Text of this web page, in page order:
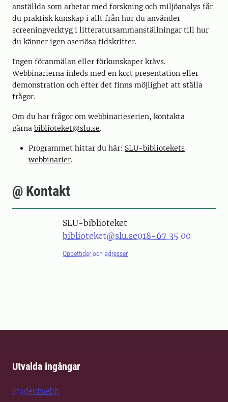
anställda som arbetar med forskning och miljöanalys får
du praktisk kunskap i allt från hur du använder
screeningverktyg i litteratursammanställningar till hur
du känner igen oseriösa tidskrifter.
Ingen föranmälan eller förkunskaper krävs.
Webbinarierna inleds med en kort presentation eller
demonstration och efter det finns möjlighet att ställa
frågor.
Om du har frågor om webbinarieserien, kontakta
gärna biblioteket@slu.se.
Programmet hittar du här: SLU-bibliotekets
webbinarier.
@ Kontakt
SLU-biblioteket
biblioteket@slu.se018-67 35 00
Öppettider och adresser
Utvalda ingångar
Studentwebb